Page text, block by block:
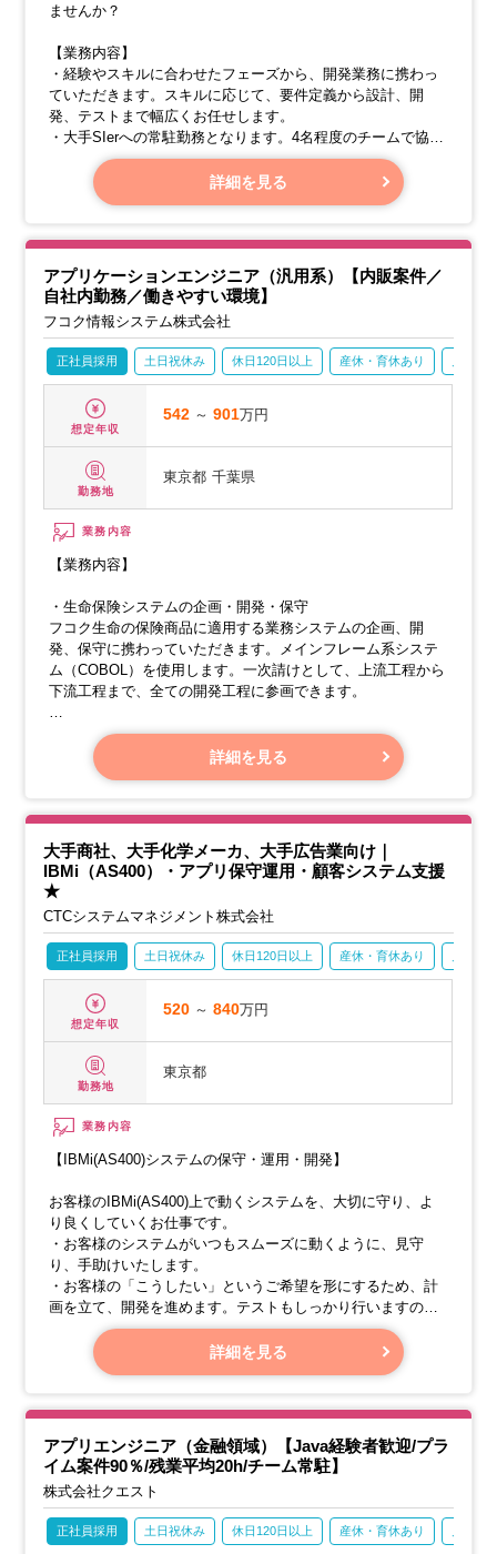
ませんか？
【業務内容】
・経験やスキルに合わせたフェーズから、開発業務に携わっ
ていただきます。スキルに応じて、要件定義から設計、開
発、テストまで幅広くお任せします。
・大手SIerへの常駐勤務となります。4名程度のチームで協力
して業務を進めていきます。
・公共、流通、通信、公営競技など、多様なプロジェクトが
ありますので、希望を考慮してプロジェクトを決定します。
【開発例】
詳細を見る
アプリケーションエンジニア（汎用系）【内販案件／
自社内勤務／働きやすい環境】
フコク情報システム株式会社
正社員採用 土日祝休み 休日120日以上 産休・育休あり
想定年収
542 ～901万円
勤務地
東京都 千葉県
業務内容
【業務内容】
・生命保険システムの企画・開発・保守
フコク生命の保険商品に適用する業務システムの企画、開
発、保守に携わっていただきます。メインフレーム系システ
ム（COBOL）を使用します。一次請けとして、上流工程から
下流工程まで、全ての開発工程に参画できます。
・上流工程から下流工程まで幅広く対応
複雑で、大規模な生命保険システム開発に携わります。長期
的な信頼性とセキュリティが求められるため、高い技術力が
詳細を見る
大手商社、大手化学メーカ、大手広告業向け｜
IBMi（AS400）・アプリ保守運用・顧客システム支援
★
CTCシステムマネジメント株式会社
正社員採用 土日祝休み 休日120日以上 産休・育休あり
想定年収
520 ～840万円
勤務地
東京都
業務内容
【IBMi(AS400)システムの保守・運用・開発】
お客様のIBMi(AS400)上で動くシステムを、大切に守り、よ
り良くしていくお仕事です。
・お客様のシステムがいつもスムーズに動くように、見守
り、手助けいたします。
・お客様の「こうしたい」というご希望を形にするため、計
画を立て、開発を進めます。テストもしっかり行いますので
ご安心ください。
・開発のルールに沿って、分かりやすい説明書や使い方マニ
ュアルを作成します。
し、長く使えるようにサポートいたします。
詳細を見る
アプリエンジニア（金融領域）【Java経験者歓迎/プラ
イム案件90％/残業平均20h/チーム常駐】
株式会社クエスト
正社員採用 土日祝休み 休日120日以上 産休・育休あり